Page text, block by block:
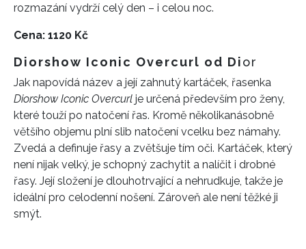
rozmazání vydrží celý den – i celou noc.
Cena: 1120 Kč
Diorshow Iconic Overcurl od Dior
Jak napovídá název a její zahnutý kartáček, řasenka
Diorshow Iconic Overcurl je určená především pro ženy,
které touží po natočení řas. Kromě několikanásobně
většího objemu plní slib natočení vcelku bez námahy.
Zvedá a definuje řasy a zvětšuje tím oči. Kartáček, který
není nijak velký, je schopný zachytit a nalíčit i drobné
řasy. Její složení je dlouhotrvající a nehrudkuje, takže je
ideální pro celodenní nošení. Zároveň ale není těžké ji
smýt.